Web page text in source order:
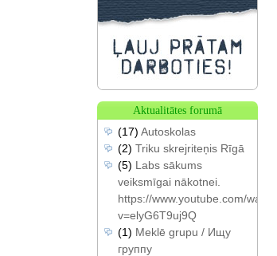
Aktualitātes forumā
(17) Autoskolas
(2) Triku skrejriteņis Rīgā
(5) Labs sākums
veiksmīgai nākotnei.
https://www.youtube.com/watch?
v=elyG6T9uj9Q
(1) Meklē grupu / Ищу
группу